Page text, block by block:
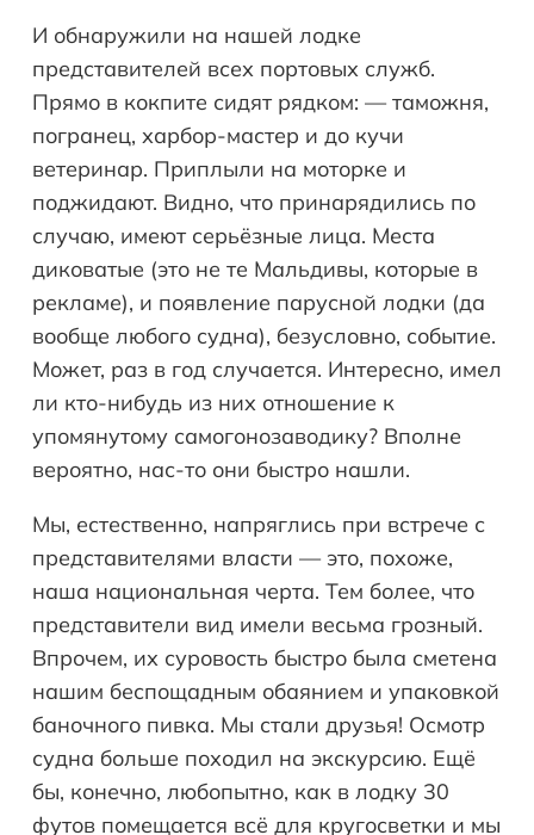
И обнаружили на нашей лодке
представителей всех портовых служб.
Прямо в кокпите сидят рядком: — таможня,
погранец, харбор-мастер и до кучи
ветеринар. Приплыли на моторке и
поджидают. Видно, что принарядились по
случаю, имеют серьёзные лица. Места
диковатые (это не те Мальдивы, которые в
рекламе), и появление парусной лодки (да
вообще любого судна), безусловно, событие.
Может, раз в год случается. Интересно, имел
ли кто-нибудь из них отношение к
упомянутому самогонозаводику? Вполне
вероятно, нас-то они быстро нашли.
Мы, естественно, напряглись при встрече с
представителями власти — это, похоже,
наша национальная черта. Тем более, что
представители вид имели весьма грозный.
Впрочем, их суровость быстро была сметена
нашим беспощадным обаянием и упаковкой
баночного пивка. Мы стали друзья! Осмотр
судна больше походил на экскурсию. Ещё
бы, конечно, любопытно, как в лодку 30
футов помещается всё для кругосветки и мы